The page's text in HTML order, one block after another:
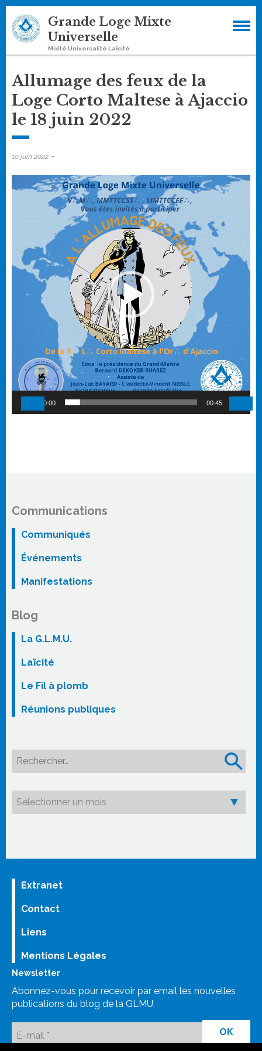
Skip
to
content
Grande Loge Mixte
Universelle
Mixité Universalité Laïcité
Allumage des feux de la
Loge Corto Maltese à Ajaccio
le 18 juin 2022
10 juin 2022 -
Lecteur
vidéo
00:00 00:45
Communications
Communiqués
Événements
Manifestations
Blog
La G.L.M.U.
Laïcité
Le Fil à plomb
Réunions publiques
Rechercher :
Extranet
Contact
Liens
Mentions Légales
Newsletter
Abonnez-vous pour recevoir par email les nouvelles
publications du blog de la GLMU.